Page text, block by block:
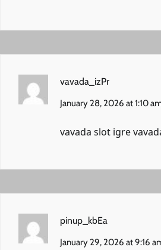
vavada_izPr
January 28, 2026 at 1:10
vavada slot igre
pinup_kbEa
January 29, 2026 at 9:16